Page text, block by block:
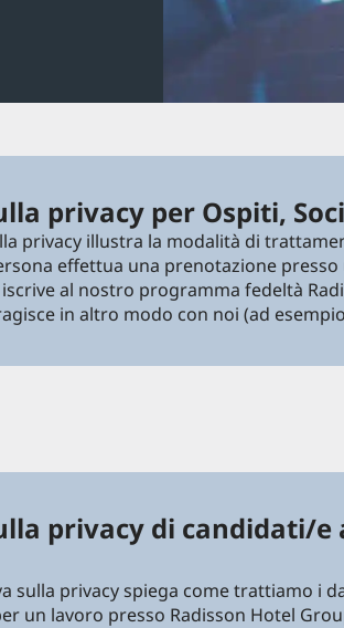
privacy per Ospiti,
privacy illustra la modalità di
effettua una prenotazione
al nostro programma fedeltà
in altro modo con noi (ad
privacy di candidati/e
sulla privacy spiega come trattiamo i
un lavoro presso Radisson Hotel